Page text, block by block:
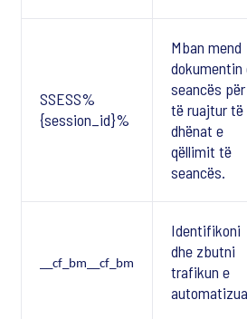
SSESS%
{session_id}%
Mban mend
dokumentin
seancës për
të ruajtur të
dhënat e
qëllimit të
seancës.
__cf_bm__cf_bm
Identifikoni
dhe zbutni
trafikun e